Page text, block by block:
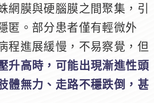
網膜與硬腦膜之間聚集，引
匿。部分患者僅有輕微外
程進展緩慢，不易察覺，但
升高時，可能出現漸進性頭
體無力、走路不穩跌倒，甚